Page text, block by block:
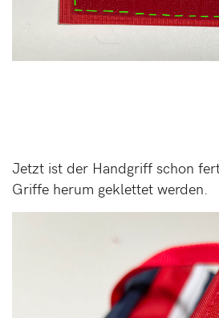
Jetzt ist der Handgriff schon
Griffe herum geklettet werden.